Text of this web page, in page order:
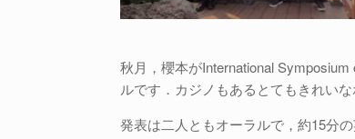
秋月，櫻本がInternational
ルです．カジノもあるとてもきれいな
発表は二人ともオーラルで，約15分